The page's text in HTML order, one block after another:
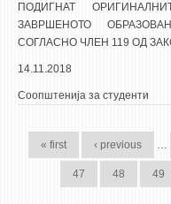
ПОДИГНАТ
ЗАВРШЕНОТО
СОГЛАСНО ЧЛЕН 119 ОД
14.11.2018 ОД
Соопштенија за студенти
« first ‹ previous …
47 48 49